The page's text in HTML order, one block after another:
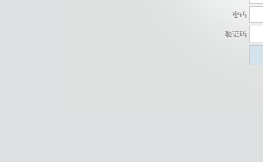
密码
验证码